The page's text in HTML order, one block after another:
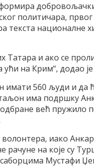
формира
политичара, првог
текста националне
Татара и ако се
на Крим“, додао
имати 560 људи и да
има подршку
одбране већ пружило
иако
рачуне на које су
Мустафи